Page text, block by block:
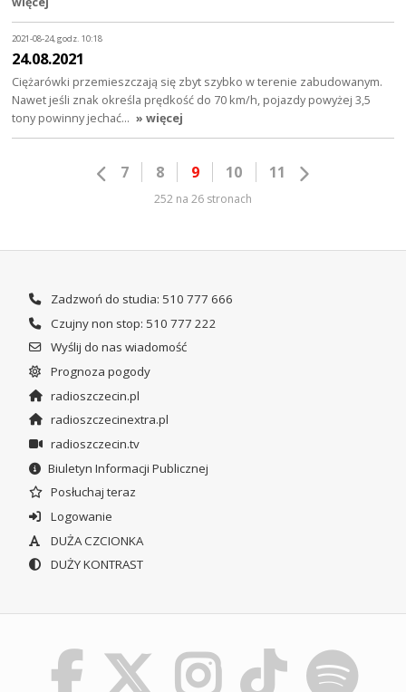
2021-08-24, godz. 10:18
24.08.2021
Ciężarówki przemieszczają się zbyt szybko w terenie zabudowanym.
Nawet jeśli znak określa prędkość do 70 km/h, pojazdy powyżej 3,5
tony powinny jechać… » więcej
7 8 9 10 11
252 na 26 stronach
Zadzwoń do studia: 510 777 666
Czujny non stop: 510 777 222
Wyślij do nas wiadomość
Prognoza pogody
radioszczecin.pl
radioszczecinextra.pl
radioszczecin.tv
Biuletyn Informacji Publicznej
Posłuchaj teraz
Logowanie
DUŻA CZCIONKA
DUŻY KONTRAST